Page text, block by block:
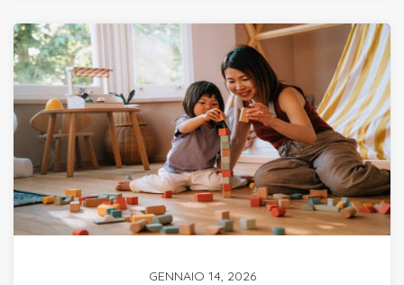
GENNAIO 14, 2026